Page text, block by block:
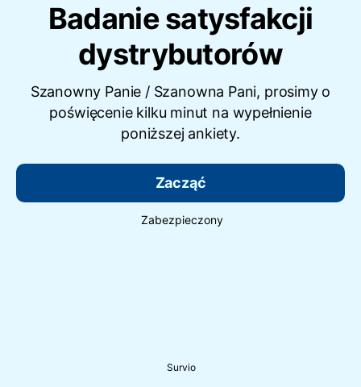
Badanie satysfakcji
dystrybutorów
Szanowny Panie / Szanowna Pani, prosimy o
poświęcenie kilku minut na wypełnienie
poniższej ankiety.
Zacząć
Zabezpieczony
Survio